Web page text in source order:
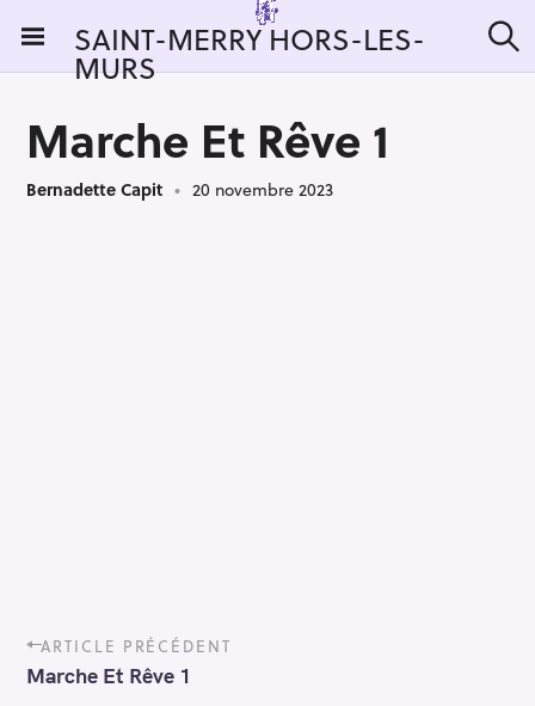
i
SAINT-MERRY HORS-LES-
MURS e
Marche Et Rêve 1
Bernadette Capit 20 novembre 2023
P
o
s
ARTICLE PRÉCÉDENT
Marche Et Rêve 1